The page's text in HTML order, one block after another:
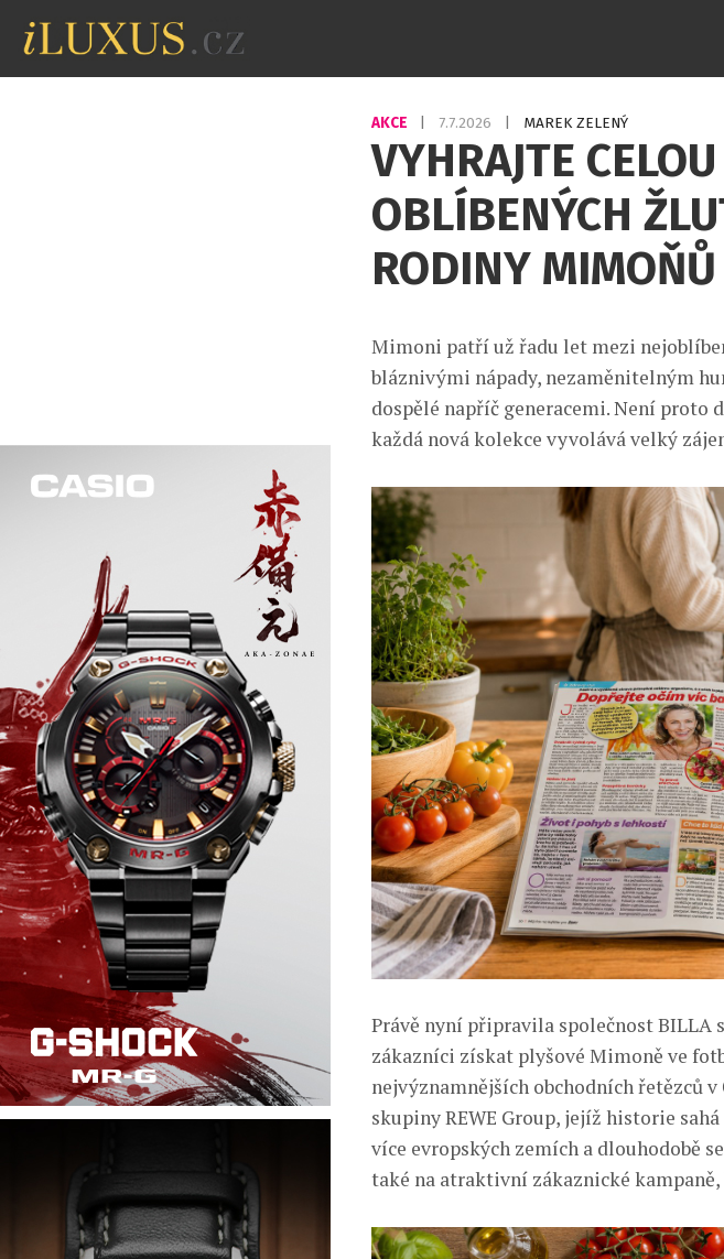
AKCE 7.7.2026 MAREK ZELENÝ
VYHRAJTE
OBLÍBENÝCH
RODINY MIMOŇŮ
Mimoni patří už řadu let mezi
bláznivými nápady, nezaměnitelným
dospělé napříč generacemi. Není proto
každá nová kolekce vyvolává velký
Právě nyní připravila společnost BILLA
zákazníci získat plyšové Mimoně ve
nejvýznamnějších obchodních řetězců
skupiny REWE Group, jejíž historie sahá
více evropských zemích a dlouhodobě
také na atraktivní zákaznické